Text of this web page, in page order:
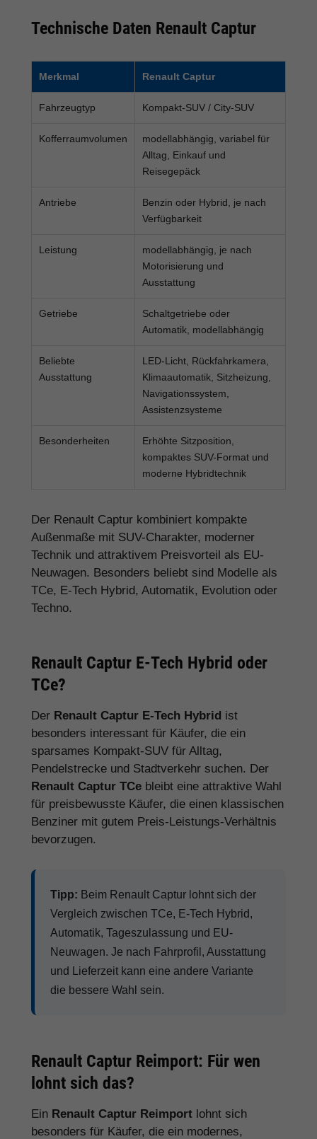
Technische Daten Renault Captur
Merkmal Renault Captur
Fahrzeugtyp Kompakt-SUV / City-SUV
Kofferraumvolumen
modellabhängig, variabel für
Alltag, Einkauf und
Reisegepäck
Antriebe
Benzin oder Hybrid, je nach
Verfügbarkeit
Leistung
modellabhängig, je nach
Motorisierung und
Ausstattung
Getriebe
Schaltgetriebe oder
Automatik, modellabhängig
Beliebte
Ausstattung
LED-Licht, Rückfahrkamera,
Klimaautomatik, Sitzheizung,
Navigationssystem,
Assistenzsysteme
Besonderheiten
Erhöhte Sitzposition,
kompaktes SUV-Format und
moderne Hybridtechnik
Der Renault Captur kombiniert kompakte
Außenmaße mit SUV-Charakter, moderner
Technik und attraktivem Preisvorteil als EU-
Neuwagen. Besonders beliebt sind Modelle als
TCe, E-Tech Hybrid, Automatik, Evolution oder
Techno.
Renault Captur E-Tech Hybrid oder
TCe?
Der Renault Captur E-Tech Hybrid ist
besonders interessant für Käufer, die ein
sparsames Kompakt-SUV für Alltag,
Pendelstrecke und Stadtverkehr suchen. Der
Renault Captur TCe bleibt eine attraktive Wahl
für preisbewusste Käufer, die einen klassischen
Benziner mit gutem Preis-Leistungs-Verhältnis
bevorzugen.
Tipp: Beim Renault Captur lohnt sich der
Vergleich zwischen TCe, E-Tech Hybrid,
Automatik, Tageszulassung und EU-
Neuwagen. Je nach Fahrprofil, Ausstattung
und Lieferzeit kann eine andere Variante
die bessere Wahl sein.
Renault Captur Reimport: Für wen
lohnt sich das?
Ein Renault Captur Reimport lohnt sich
besonders für Käufer, die ein modernes,